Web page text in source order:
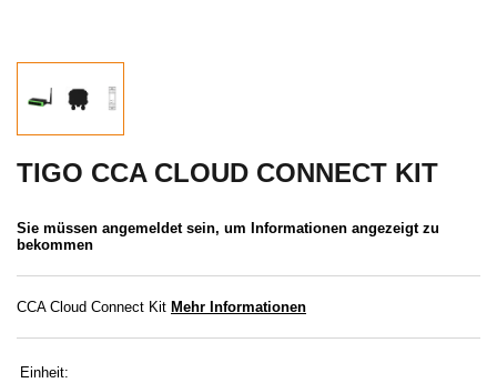
KONTAKTE
BENUTZERMENÜ
Registrierung
Passwort vergessen
TIGO CCA CLOUD CONNECT KIT
Sie müssen angemeldet sein, um Informationen angezeigt zu
bekommen
CCA Cloud Connect Kit Mehr Informationen
Einheit: